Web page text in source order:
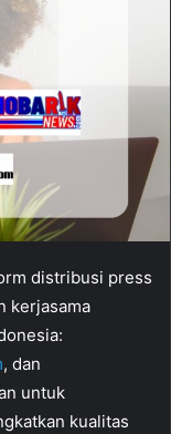
distribusi press
kerjasama
, dan
untuk
kualitas